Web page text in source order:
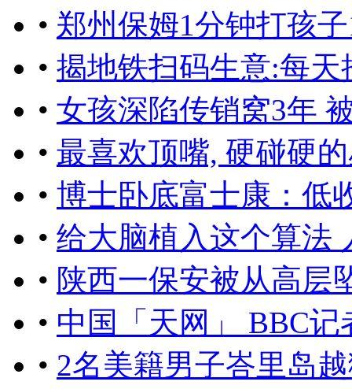
• 郑州保姆1分钟打孩
• 揭地铁扫码生意:每
• 女孩深陷传销窝3年
• 最喜欢顶嘴, 硬碰硬
• 博士卧底富士康：低
• 给大脑植入这个算法
• 陕西一保安被从高层
• 中国「天网」 BBC
• 2名美籍男子峇里岛